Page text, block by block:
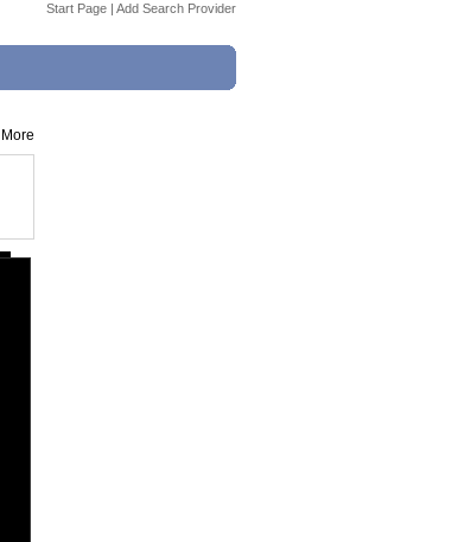
Start Page | Add Search Provider
More